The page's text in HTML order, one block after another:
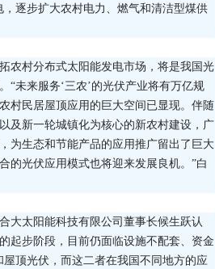
逐步扩大农村电力、燃气和清洁型煤供
农村分布式太阳能发电市场，将是我国光
“未来服务‘三农’的光伏产业将有万亿规
村民居屋顶应用的巨大空间已显现。伴随
及新一轮城镇化为核心的新农村建设，广
为生态和节能产品的应用推广留出了巨大
的光伏应用模式也将迎来发展良机。”白
大太阳能科技有限公司董事长候生跃认
起步阶段，目前仍面临设施不配套、资金
顶光伏，而这二者在我国不同地方的应